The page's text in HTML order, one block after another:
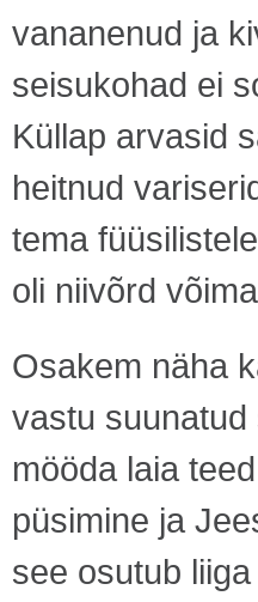
vananenud ja
seisukohad ei
Küllap arvasid
heitnud
tema
oli niivõrd
Osakem näha
vastu
mööda laia
püsimine ja
see osutub